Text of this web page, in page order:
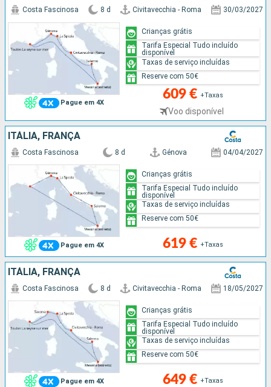
Pague em 4X
Costa Fascinosa 8 d Civitavecchia - Roma 30/03/2027
609 € +Taxas
Voo disponível
Crianças grátis
Tarifa Especial Tudo incluído
disponível
Taxas de serviço incluídas
Reserve com 50€
ITÁLIA, FRANÇA
Pague em 4X
Costa Fascinosa 8 d Génova 04/04/2027
619 € +Taxas
Crianças grátis
Tarifa Especial Tudo incluído
disponível
Taxas de serviço incluídas
Reserve com 50€
ITÁLIA, FRANÇA
Pague em 4X
Costa Fascinosa 8 d Civitavecchia - Roma 18/05/2027
649 € +Taxas
Crianças grátis
Tarifa Especial Tudo incluído
disponível
Taxas de serviço incluídas
Reserve com 50€